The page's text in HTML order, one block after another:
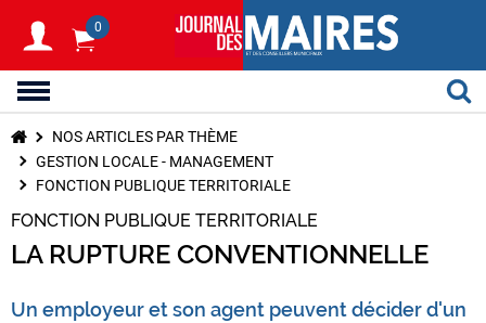
0
NOS ARTICLES PAR THÈME
GESTION LOCALE - MANAGEMENT
FONCTION PUBLIQUE TERRITORIALE
FONCTION PUBLIQUE TERRITORIALE
LA RUPTURE CONVENTIONNELLE
Un employeur et son agent peuvent décider d'un